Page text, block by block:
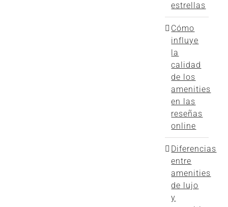
estrellas
Cómo
influye
la
calidad
de los
amenities
en las
reseñas
online
Diferencias
entre
amenities
de lujo
y